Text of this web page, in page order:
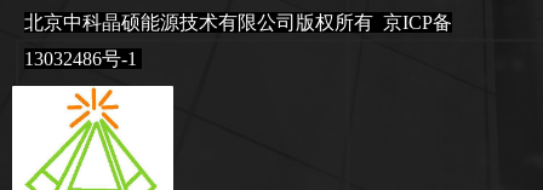
北京中科晶硕能源技术有限公司版权所有 京ICP备
13032486号-1